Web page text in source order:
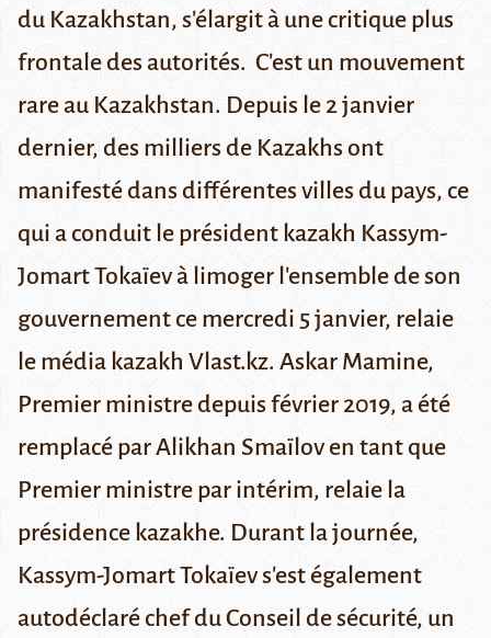
du Kazakhstan, s'élargit à une critique plus
frontale des autorités. C'est un mouvement
rare au Kazakhstan. Depuis le 2 janvier
dernier, des milliers de Kazakhs ont
manifesté dans différentes villes du pays, ce
qui a conduit le président kazakh Kassym-
Jomart Tokaïevà limoger l'ensemble de son
gouvernement ce mercredi 5 janvier, relaie
le média kazakh Vlast.kz. Askar Mamine,
Premier ministre depuis février 2019, a été
remplacé par Alikhan Smaïlov en tant que
Premier ministre par intérim, relaie la
présidence kazakhe. Durant la journée,
Kassym-Jomart Tokaïev s'est également
autodéclaré chef du Conseil de sécurité, un